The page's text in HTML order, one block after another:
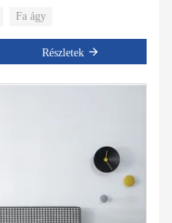
szállodai lakosztály, fő
Fa ágy
Részletek